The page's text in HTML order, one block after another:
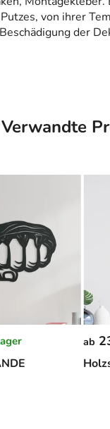
von ihrer
der
Verwandte
ab